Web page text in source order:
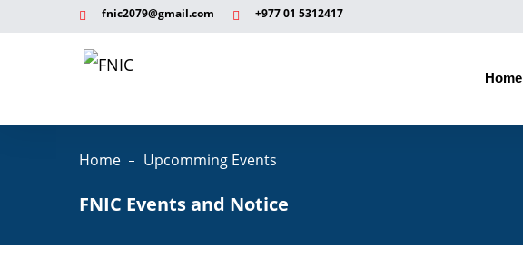
fnic2079@gmail.com +977 ‭01 5312417
Home
Home Upcomming Events
FNIC Events and Notice